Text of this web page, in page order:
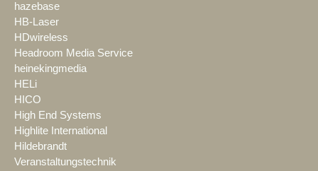
hazebase
HB-Laser
HDwireless
Headroom Media Service
heinekingmedia
HELi
HICO
High End Systems
Highlite International
Hildebrandt
Veranstaltungstechnik